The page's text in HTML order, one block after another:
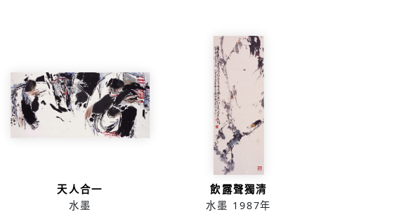
天人合一
水墨
飲露聲獨清
水墨 1987年